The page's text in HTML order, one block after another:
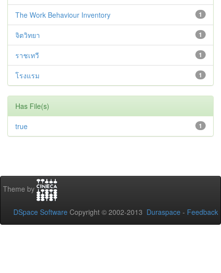
1
The Work Behaviour Inventory
1
จิตวิทยา
1
ราชเทวี
1
โรงแรม
Has File(s)
1
true
Theme by
DSpace Software Copyright © 2002-2013 Duraspace - Feedback